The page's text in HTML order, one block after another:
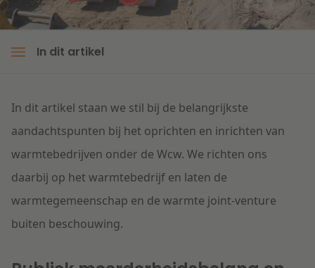
In dit artikel
In dit artikel staan we stil bij de belangrijkste
aandachtspunten bij het oprichten en inrichten van
warmtebedrijven onder de Wcw. We richten ons
daarbij op het warmtebedrijf en laten de
warmtegemeenschap en de warmte joint-venture
buiten beschouwing.